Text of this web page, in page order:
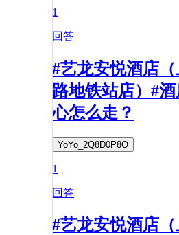
1
回答
#艺龙安悦酒店
路地铁站店）#
心怎么走？
YoYo_2Q8D0P8O
1
回答
#艺龙安悦酒店